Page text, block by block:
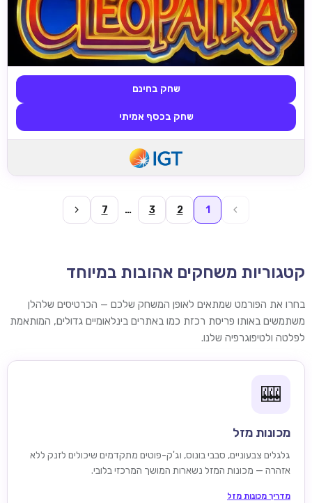
שחק בחינם
שחק בכסף אמיתי
1
2
3
…
7
קטגוריות משחקים אהובות במיוחד
בחרו את הפורמט שמתאים לאופן המשחק שלכם — הכרטיסים שלהלן
משתמשים באותו פריסת רכזת כמו באתרים בינלאומיים גדולים, המותאמת
לפלטה ולטיפוגרפיה שלנו.
🎰
מכונות מזל
גלגלים צבעוניים, סבבי בונוס, וג'ק-פוטים מתקדמים שיכולים לזנק ללא
אזהרה — מכונות המזל נשארות המושך המרכזי בלובי.
מדריך מכונות מזל